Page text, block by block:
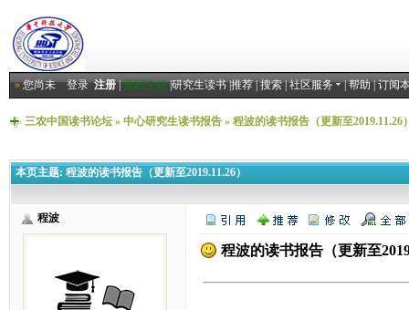
»您尚未登录 注册|返回主站|研究生读书|推荐|搜索|社区服务 |帮助|订阅
三农中国读书论坛» 中心研究生读书报告» 程波的读书报告（更新至2019.11.26
本页主题: 程波的读书报告（更新至2019.11.26）
程波
程波的读书报告（更新至